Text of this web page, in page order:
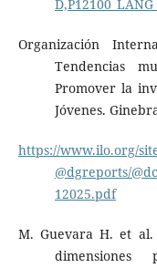
Organización
Tendencias
Promover la
Jóvenes.
https://www.ilo.org/
@dgreports/
12025.pdf
M. Guevara H. et al.